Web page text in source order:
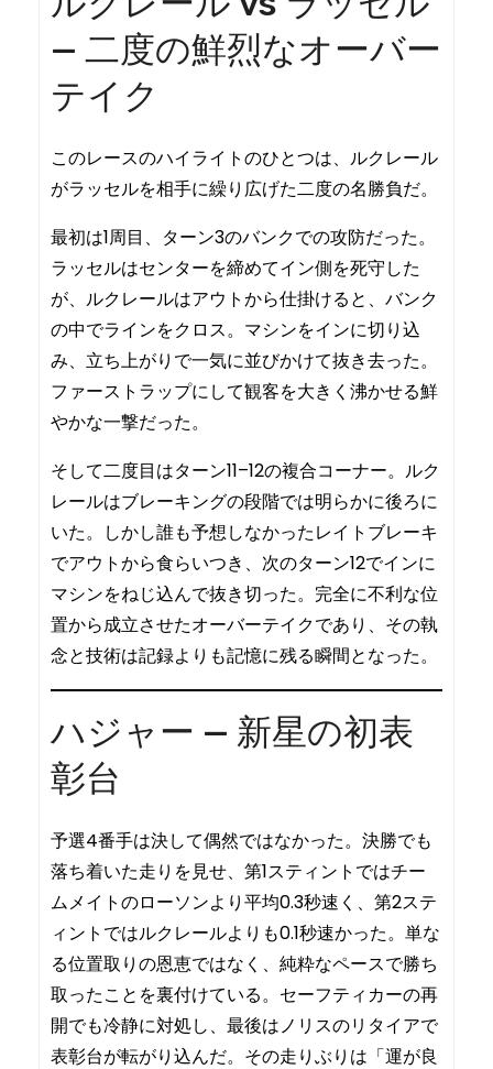
— 二度の鮮烈なオーバー
テイク
このレースのハイライトのひとつは、ルクレール
がラッセルを相手に繰り広げた二度の名勝負だ。
最初は1周目、ターン3のバンクでの攻防だった。
ラッセルはセンターを締めてイン側を死守した
が、ルクレールはアウトから仕掛けると、バンク
の中でラインをクロス。マシンをインに切り込
み、立ち上がりで一気に並びかけて抜き去った。
ファーストラップにして観客を大きく沸かせる鮮
やかな一撃だった。
そして二度目はターン11–12の複合コーナー。ルク
レールはブレーキングの段階では明らかに後ろに
いた。しかし誰も予想しなかったレイトブレーキ
でアウトから食らいつき、次のターン12でインに
マシンをねじ込んで抜き切った。完全に不利な位
置から成立させたオーバーテイクであり、その執
念と技術は記録よりも記憶に残る瞬間となった。
ハジャー — 新星の初表
彰台
予選4番手は決して偶然ではなかった。決勝でも
落ち着いた走りを見せ、第1スティントではチー
ムメイトのローソンより平均0.3秒速く、第2ステ
ィントではルクレールよりも0.1秒速かった。単な
る位置取りの恩恵ではなく、純粋なペースで勝ち
取ったことを裏付けている。セーフティカーの再
開でも冷静に対処し、最後はノリスのリタイアで
表彰台が転がり込んだ。その走りぶりは「運が良